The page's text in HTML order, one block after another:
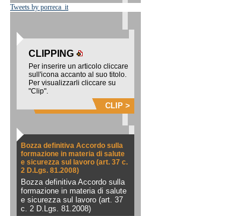
Tweets by porreca_it
CLIPPING
Per inserire un articolo cliccare
sull'icona accanto al suo titolo.
Per visualizzarli cliccare su
"Clip".
CLIP >
Bozza definitiva Accordo sulla
formazione in materia di salute
e sicurezza sul lavoro (art. 37 c.
2 D.Lgs. 81.2008)
Bozza definitiva Accordo sulla
formazione in materia di salute
e sicurezza sul lavoro (art. 37
c. 2 D.Lgs. 81.2008)